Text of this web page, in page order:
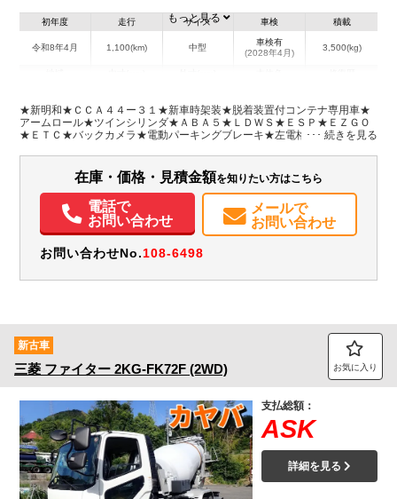
初年度
令和8年4月
走行
1,100(km)
サイズ
中型
車検
車検有
(2028年4月)
積載
3,500(kg)
愛知県
W:2,230
H:2,470
無
パワステ パワーウィンドウ ABS エアバッグ
集中ドアロック
電動格納ミラー
ETC バックモニター
取扱説明書（一部含む）
メンテナンスノート（保証書）
もっと見る
★新明和★ＣＣＡ４４ー３１★新車時架装★脱着装置付コンテナ専用車★
アームロール★ツインシリンダ★ＡＢＡ５★ＬＤＷＳ★ＥＳＰ★ＥＺＧＯ
★ＥＴＣ★バックカメラ★電動パーキングブレーキ★左電格ミラー★オー
証書・取説・アームロール取説★Ｂ／Ｔオーディオ★メッキパーツ★フロ
アマット＆サイドバイザー
在庫・価格・見積金額を知りたい方はこちら
電話で
お問い合わせ
メールで
お問い合わせ
お問い合わせNo.108-6498
新古車
三菱 ファイター 2KG-FK72F (2WD) お気に入り
支払総額：
ASK
詳細を見る